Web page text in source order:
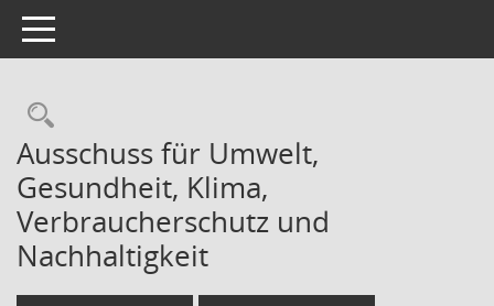
Toggle navigation
Rechercheauswahl
Ausschuss für Umwelt,
Gesundheit, Klima,
Verbraucherschutz und
Nachhaltigkeit